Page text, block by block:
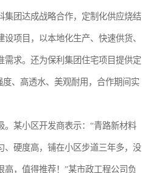
集团达成战略合作，定制化供应烧结
项目，以本地化生产、快速供货、
需求。还为保利集团住宅项目提供定
、高透水、美观耐用，合作期间实
。某小区开发商表示：“青路新材料
、硬度高，铺在小区步道三年多，没
，值得推荐！”某市政工程公司负